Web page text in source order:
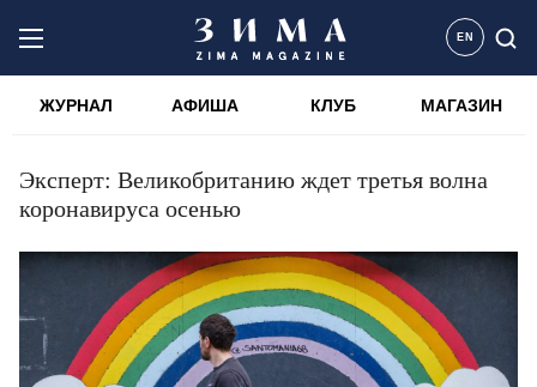
EN
ЖУРНАЛ АФИША КЛУБ МАГАЗИН
Эксперт: Великобританию ждет третья волна
коронавируса осенью